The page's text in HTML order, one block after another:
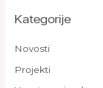
Kategorije
Novosti
Projekti